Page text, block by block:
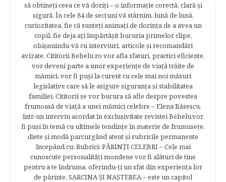
să obtineţi ceea ce vă doriţi – o informaţie corectă, clară şi
sigură. În cele 84 de secțuni vă stârnim, lună de lună,
curiozitatea, fie că sunteţi animaţi de dorinţa de a avea un
copil, fie deja aţi împărtăşit bucuria primelor clipe,
obişnuindu-vă cu interviuri, articole şi recomandări
avizate. Cititorii Bebelu.ro vor afla sfaturi, practici eficiente,
vor deveni parte a unor experienţe de viaţă trăite de
mămici, vor fi puşi la curent cu cele mai noi măsuri
legislative care să le asigure siguranţa şi stabilitatea
familiei. Cititorii se vor bucura să afle despre povestea
frumoasă de viață a unei mămici celebre – Elena Băsescu,
într-un interviu acordat în exclusivitate revistei Bebelu,vor
fi puşi în temă cu ultimele tendinţe în materie de frumuseţe,
diete şi modă parcurgând atent şi rubricile permanente
începând cu: Rubrici: PĂRINŢI CELEBRI – Cele mai
cunoscute personalităţi mondene vor fi alături de tine
pentru a te îndruma, oferindu-ţi un sfat din experienţa lor
de părinte. SARCINA ŞI NAŞTEREA – este un capitol